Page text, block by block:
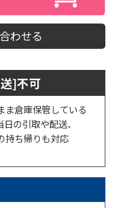
わせる
]不可
ま倉庫保管している
の引取や配送、
持ち帰りも対応